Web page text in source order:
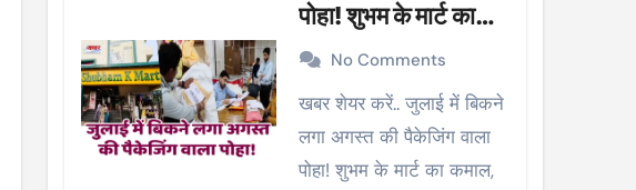
पोहा! शुभम के मार्ट का
कमाल, खाद्य विभाग ने की
कार्रवाई, 38 पैकेट सीज
No Comments
खबर शेयर करें.. जुलाई में बिकने
लगा अगस्त की पैकेजिंग वाला
पोहा! शुभम के मार्ट का कमाल,